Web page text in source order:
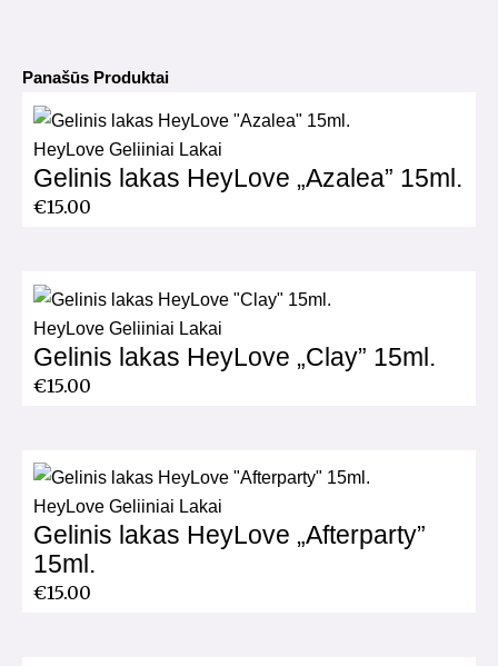
Panašūs Produktai
HeyLove Geliiniai Lakai
Gelinis lakas HeyLove „Azalea” 15ml.
€15.00
HeyLove Geliiniai Lakai
Gelinis lakas HeyLove „Clay” 15ml.
€15.00
HeyLove Geliiniai Lakai
Gelinis lakas HeyLove „Afterparty”
15ml.
€15.00